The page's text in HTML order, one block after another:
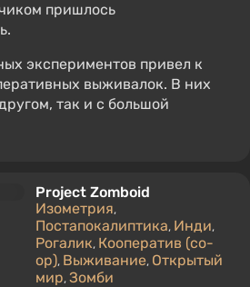
пришлось
экспериментов привел к
выживалок. В них
так и с большой
Project Zomboid
Изометрия,
Постапокалиптика, Инди,
Рогалик, Кооператив (co-
op), Выживание, Открытый
мир, Зомби